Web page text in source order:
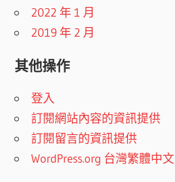
2022 年 1 月
2019 年 2 月
其他操作
登入
訂閱網站內容的資訊提供
訂閱留言的資訊提供
WordPress.org 台灣繁體中文